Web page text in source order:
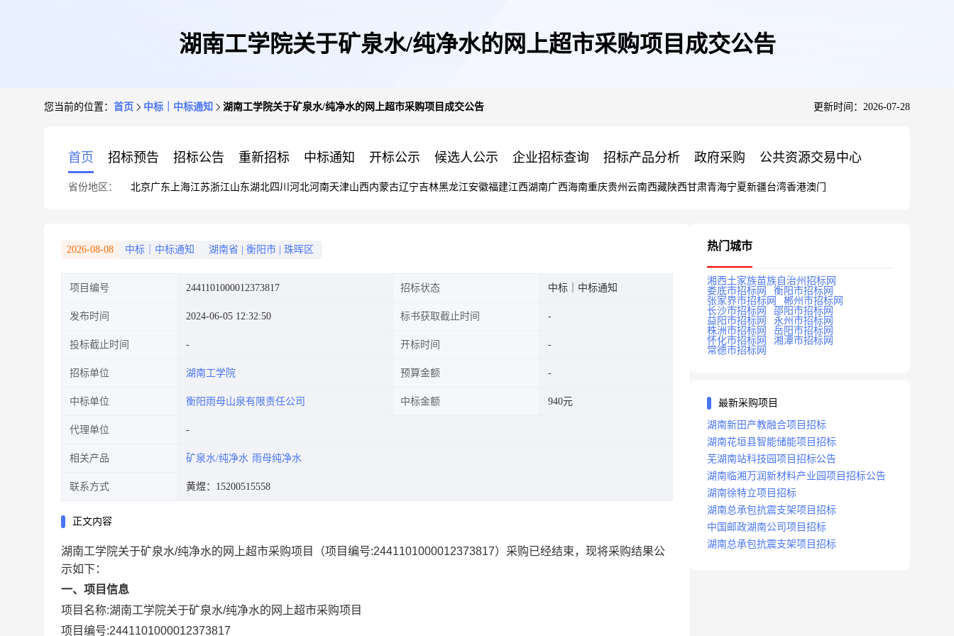
湖南工学院关于矿泉水/纯净水的网上超市采购项目成交公告
您当前的位置： 首页 中标｜中标通知 湖南工学院关于矿泉水/纯净水的网上超市采购项目成交公告 更新时间：2026-07-28
首页 招标预告 招标公告 重新招标 中标通知 开标公示 候选人公示 企业招标查询 招标产品分析 政府采购 公共资源交易中心
省份地区： 北京广东 上海江苏浙江山东湖北四川 河北河南天津山西内蒙古辽宁吉林黑龙江安徽福建江西湖南广西海南重庆贵州 云南西藏陕西甘肃青海宁夏新疆台湾香港澳门
2026-08-08 中标｜中标通知 湖南省 衡阳市 珠晖区
项目编号 2441101000012373817 招标状态 中标｜中标通知
发布时间 2024-06-05 12:32:50 标书获取截止时间
投标截止时间 开标时间
招标单位 湖南工学院 预算金额
中标单位 衡阳雨母山泉有限责任公司 中标金额 940元
代理单位
相关产品 矿泉水/纯净水 雨母纯净水
联系方式 黄煜：15200515558
正文内容
湖南工学院关于矿泉水/纯净水的网上超市采购项目 （项目编号:2441101000012373817）采购已经结束，现将采购结果公
示如下：
一、项目信息
项目名称:湖南工学院关于矿泉水/纯净水的网上超市采购项目
项目编号:2441101000012373817
热门城市
湘西土家族苗族自治州招标网
娄底市招标网
衡阳市招标网
张家界市招标网
郴州市招标网
长沙市招标网
邵阳市招标网
益阳市招标网
永州市招标网
株洲市招标网
岳阳市招标网
怀化市招标网
湘潭市招标网
常德市招标网
最新采购项目
湖南新田产教融合项目招标
湖南花垣县智能储能项目招标
芜湖南站科技园项目招标公告
湖南临湘万润新材料产业园项目招标公告
湖南徐特立项目招标
湖南总承包抗震支架项目招标
中国邮政湖南公司项目招标
湖南总承包抗震支架项目招标